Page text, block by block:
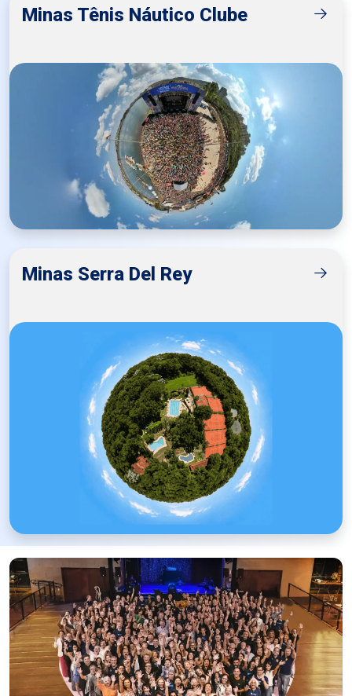
Minas Tênis Náutico Clube
Minas Serra Del Rey